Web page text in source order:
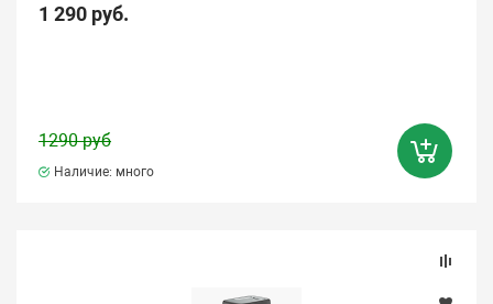
1 290 руб.
1290 руб
Наличие: много